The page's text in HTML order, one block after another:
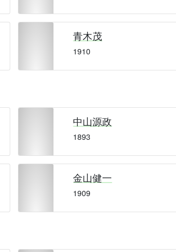
青木茂
1910
中山源政
1893
金山健一
1909